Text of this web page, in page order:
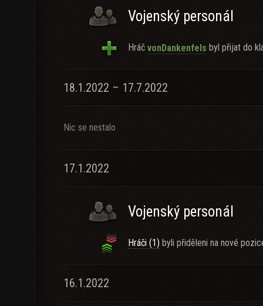
Vojenský personál
Hráč vonDankenfels byl přijat do
18.1.2022 – 17.7.2022
Nic se nestalo
17.1.2022
Vojenský personál
Hráči (1) byli přiděleni na nové
16.1.2022